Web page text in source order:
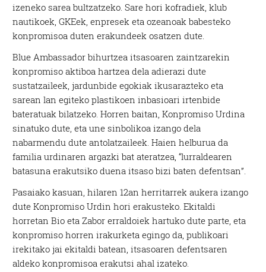
izeneko sarea bultzatzeko. Sare hori kofradiek, klub
nautikoek, GKEek, enpresek eta ozeanoak babesteko
konpromisoa duten erakundeek osatzen dute.
Blue Ambassador bihurtzea itsasoaren zaintzarekin
konpromiso aktiboa hartzea dela adierazi dute
sustatzaileek, jardunbide egokiak ikusarazteko eta
sarean lan egiteko plastikoen inbasioari irtenbide
bateratuak bilatzeko. Horren baitan, Konpromiso Urdina
sinatuko dute, eta une sinbolikoa izango dela
nabarmendu dute antolatzaileek. Haien helburua da
familia urdinaren argazki bat ateratzea, “lurraldearen
batasuna erakutsiko duena itsaso bizi baten defentsan”.
Pasaiako kasuan, hilaren 12an herritarrek aukera izango
dute Konpromiso Urdin hori erakusteko. Ekitaldi
horretan Bio eta Zabor erraldoiek hartuko dute parte, eta
konpromiso horren irakurketa egingo da, publikoari
irekitako jai ekitaldi batean, itsasoaren defentsaren
aldeko konpromisoa erakutsi ahal izateko.